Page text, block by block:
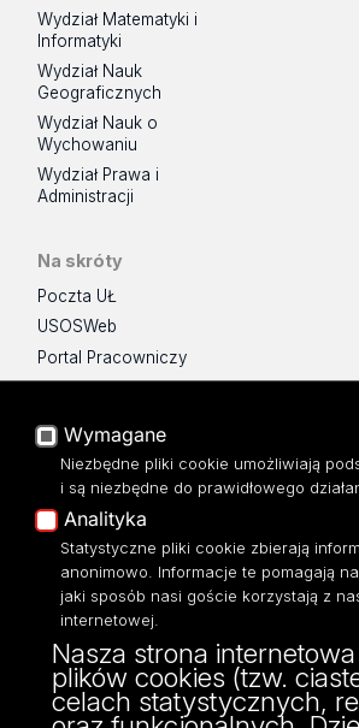
Wydział Matematyki i
Informatyki
Wydział Nauk
Geograficznych
Wydział Nauk o
Wychowaniu
Wydział Prawa i
Administracji
Na skróty
Poczta UŁ
USOSWeb
Portal Pracowniczy
Baza Aktów Własnych
Moodle
Eksperci UŁ
Polityka Prywatności
Dostępność
Instytut Filozofii
ul. Lindleya 3/5
90-131 Łódź
Wymagane
Niezbędne pliki cookie umożliwiają
i są niezbędne do prawidłowego
Analityka
Statystyczne pliki cookie zbierają
anonimowo. Informacje te pomagają
jaki sposób nasi goście korzystają z
internetowej.
Nasza strona
plików cookies (tzw.
celach statystycznych,